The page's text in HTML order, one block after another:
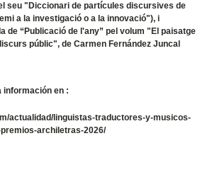
seu "Diccionari de partícules discursives de
a la investigació o a la innovació"), i
de “Publicació de l'any” pel volum "El paisatge
públic", de Carmen Fernández Juncal
información en :
actualidad/linguistas-traductores-y-musicos-
archiletras-2026/